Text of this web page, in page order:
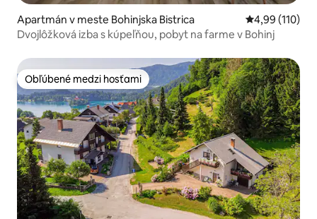
Apartmán v meste Bohinjska Bistrica Priemerné
4,99 (110)
Dvojlôžková izba s kúpeľňou, pobyt na farme v Bohinj
Obľúbené medzi hosťami
Obľúbené medzi hosťami